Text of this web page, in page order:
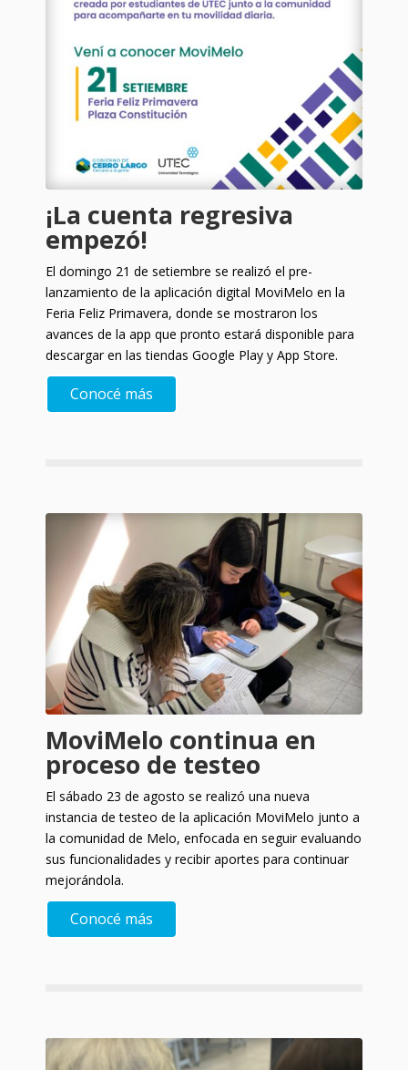
¡La cuenta regresiva
empezó!
El domingo 21 de setiembre se realizó el pre-
lanzamiento de la aplicación digital MoviMelo en la
Feria Feliz Primavera, donde se mostraron los
avances de la app que pronto estará disponible para
descargar en las tiendas Google Play y App Store.
Conocé más
MoviMelo continua en
proceso de testeo
El sábado 23 de agosto se realizó una nueva
instancia de testeo de la aplicación MoviMelo junto a
la comunidad de Melo, enfocada en seguir evaluando
sus funcionalidades y recibir aportes para continuar
mejorándola.
Conocé más